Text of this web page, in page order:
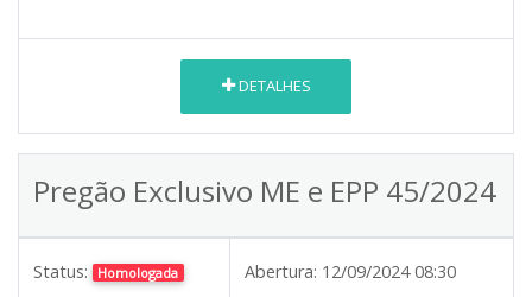
DETALHES
Pregão Exclusivo ME e EPP 45/2024
Status: Homologada Abertura: 12/09/2024 08:30